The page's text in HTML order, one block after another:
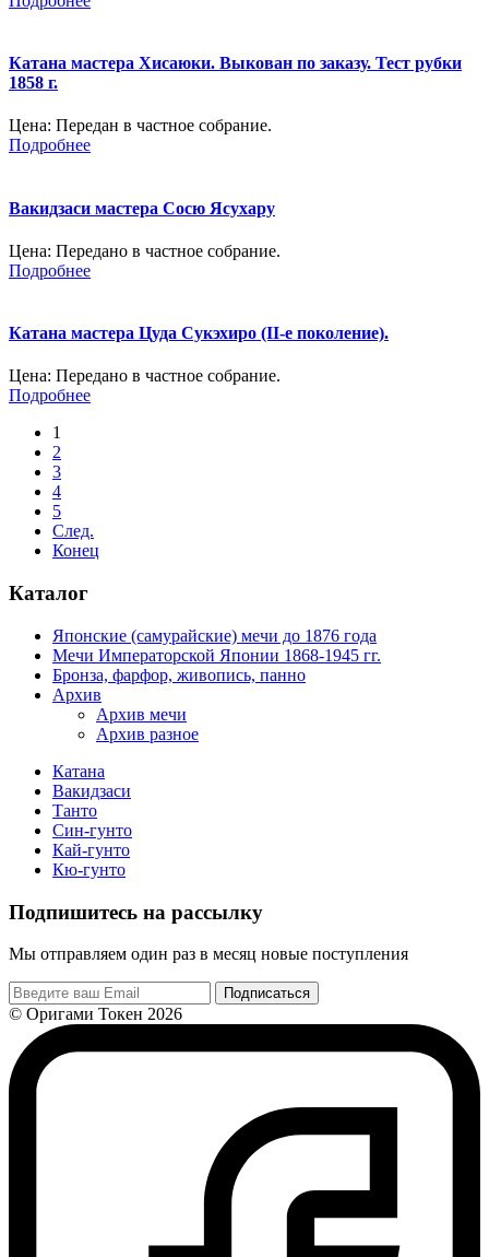
Катана мастера Хисаюки. Выкован по заказу. Тест рубки
1858 г.
Цена: Передан в частное собрание.
Подробнее
Вакидзаси мастера Сосю Ясухару
Цена: Передано в частное собрание.
Подробнее
Катана мастера Цуда Сукэхиро (II-е поколение).
Цена: Передано в частное собрание.
Подробнее
1
2
3
4
5
След.
Конец
Каталог
Японские (самурайские) мечи до 1876 года
Мечи Императорской Японии 1868-1945 гг.
Бронза, фарфор, живопись, панно
Архив
Архив мечи
Архив разное
Катана
Вакидзаси
Танто
Син-гунто
Кай-гунто
Кю-гунто
Подпишитесь на рассылку
Мы отправляем один раз в месяц новые поступления
Подписаться
© Оригами Токен 2026